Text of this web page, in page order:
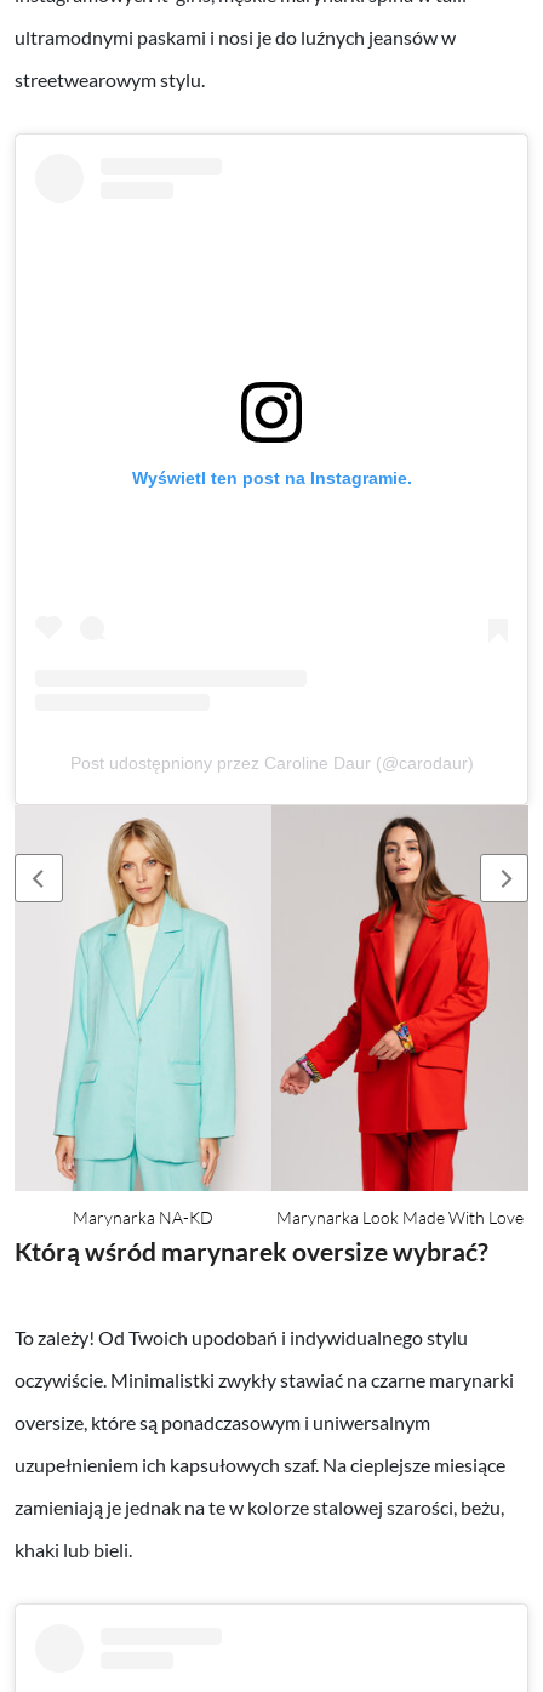
ultramodnymi paskami i nosi je do luźnych jeansów w
streetwearowym stylu.
Wyświetl ten post na Instagramie.
Post udostępniony przez Caroline Daur (@carodaur)
Marynarka NA-KD Marynarka Look Made With Love
Którą wśród marynarek oversize wybrać?
To zależy! Od Twoich upodobań i indywidualnego stylu
oczywiście. Minimalistki zwykły stawiać na czarne marynarki
oversize, które są ponadczasowym i uniwersalnym
uzupełnieniem ich kapsułowych szaf. Na cieplejsze miesiące
zamieniają je jednak na te w kolorze stalowej szarości, beżu,
khaki lub bieli.